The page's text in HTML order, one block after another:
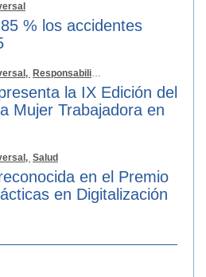
% los accidentes
Responsabilidad Social
la IX Edición del
Mujer Trabajadora en
Salud
en el Premio
en Digitalización